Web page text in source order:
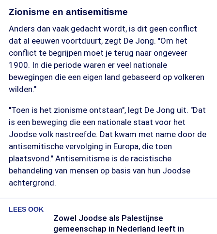
Zionisme en antisemitisme
Anders dan vaak gedacht wordt, is dit geen conflict
dat al eeuwen voortduurt, zegt De Jong. "Om het
conflict te begrijpen moet je terug naar ongeveer
1900. In die periode waren er veel nationale
bewegingen die een eigen land gebaseerd op volkeren
wilden."
"Toen is het zionisme ontstaan", legt De Jong uit. "Dat
is een beweging die een nationale staat voor het
Joodse volk nastreefde. Dat kwam met name door de
antisemitische vervolging in Europa, die toen
plaatsvond." Antisemitisme is de racistische
behandeling van mensen op basis van hun Joodse
achtergrond.
LEES OOK
Zowel Joodse als Palestijnse
gemeenschap in Nederland leeft in